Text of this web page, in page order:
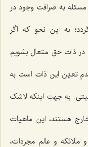
به صرافت وجود در
به این نحو که اگر
در ذات حق متعال بشویم
تعیّن این ذات است به
به جهت اینکه لاشک
هستند، این ماهیات
ملائکه و عالم مجردات،